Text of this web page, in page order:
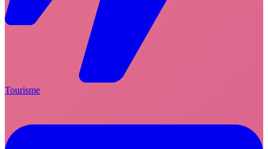
Tourisme